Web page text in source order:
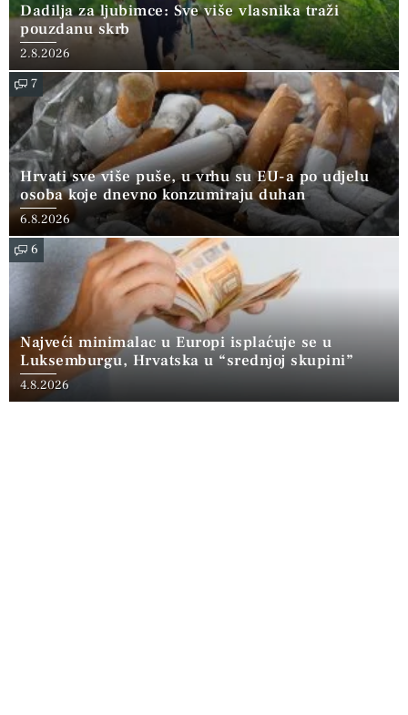
Dadilja za ljubimce: Sve više vlasnika traži
pouzdanu skrb
2.8.2026
7
Hrvati sve više puše, u vrhu su EU-a po udjelu
osoba koje dnevno konzumiraju duhan
6.8.2026
6
Najveći minimalac u Europi isplaćuje se u
Luksemburgu, Hrvatska u “srednjoj skupini”
4.8.2026